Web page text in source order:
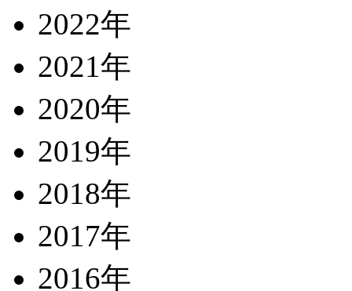
2022年
2021年
2020年
2019年
2018年
2017年
2016年